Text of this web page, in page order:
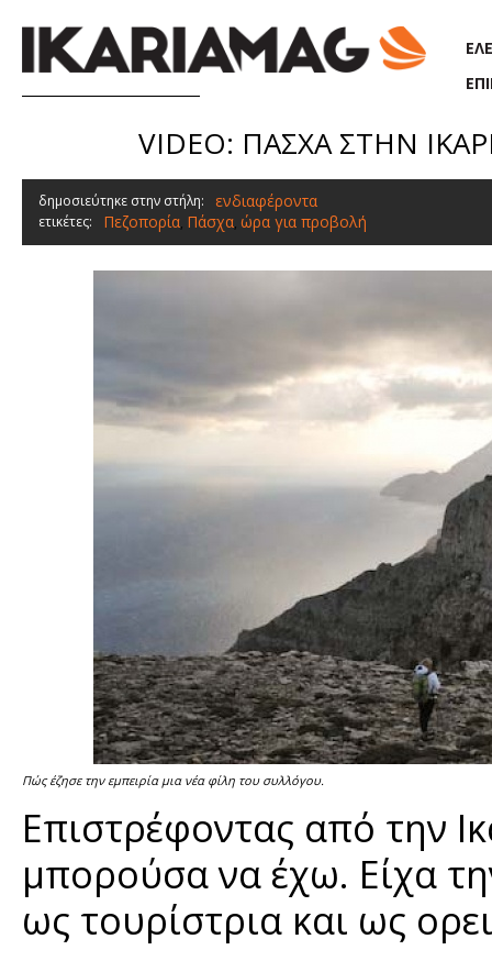
VIDEO: ΠΑΣΧΑ ΣΤΗΝ
δημοσιεύτηκε στην στήλη: ενδιαφέροντα
ετικέτες: Πεζοπορία, Πάσχα, ώρα για προβολή
Πώς έζησε την εμπειρία μια νέα φίλη του συλλόγου.
Επιστρέφοντας από την
μπορούσα να έχω. Είχα
ως τουρίστρια και ως